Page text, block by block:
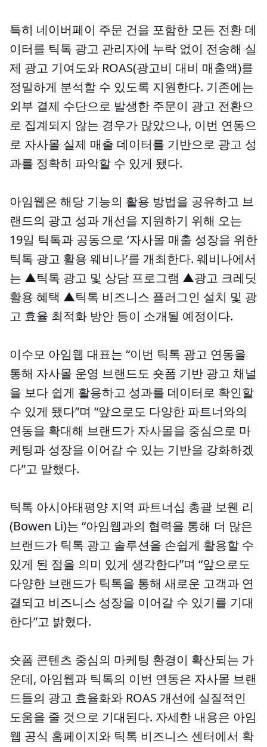
특히 네이버페이 주문 건을 포함한 모든 전환 데
이터를 틱톡 광고 관리자에 누락 없이 전송해 실
제 광고 기여도와 ROAS(광고비 대비 매출액)를
정밀하게 분석할 수 있도록 지원한다. 기존에는
외부 결제 수단으로 발생한 주문이 광고 전환으
로 집계되지 않는 경우가 많았으나, 이번 연동으
로 자사몰 실제 매출 데이터를 기반으로 광고 성
과를 정확히 파악할 수 있게 됐다.
아임웹은 해당 기능의 활용 방법을 공유하고 브
랜드의 광고 성과 개선을 지원하기 위해 오는
19일 틱톡과 공동으로 ‘자사몰 매출 성장을 위한
틱톡 광고 활용 웨비나’를 개최한다. 웨비나에서
는 ▲틱톡 광고 및 상담 프로그램 ▲광고 크레딧
활용 혜택 ▲틱톡 비즈니스 플러그인 설치 및 광
고 효율 최적화 방안 등이 소개될 예정이다.
이수모 아임웹 대표는 “이번 틱톡 광고 연동을
통해 자사몰 운영 브랜드도 숏폼 기반 광고 채널
을 보다 쉽게 활용하고 성과를 데이터로 확인할
수 있게 됐다”며 “앞으로도 다양한 파트너와의
연동을 확대해 브랜드가 자사몰을 중심으로 마
케팅과 성장을 이어갈 수 있는 기반을 강화하겠
다”고 말했다.
틱톡 아시아태평양 지역 파트너십 총괄 보웬 리
(Bowen Li)는 “아임웹과의 협력을 통해 더 많은
브랜드가 틱톡 광고 솔루션을 손쉽게 활용할 수
있게 된 점을 의미 있게 생각한다”며 “앞으로도
다양한 브랜드가 틱톡을 통해 새로운 고객과 연
결되고 비즈니스 성장을 이어갈 수 있기를 기대
한다”고 밝혔다.
숏폼 콘텐츠 중심의 마케팅 환경이 확산되는 가
운데, 아임웹과 틱톡의 이번 연동은 자사몰 브랜
드들의 광고 효율화와 ROAS 개선에 실질적인
도움을 줄 것으로 기대된다. 자세한 내용은 아임
웹 공식 홈페이지와 틱톡 비즈니스 센터에서 확